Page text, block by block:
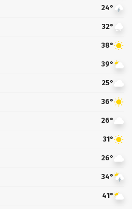
24°
32°
38°
39°
25°
36°
26°
31°
26°
34°
41°